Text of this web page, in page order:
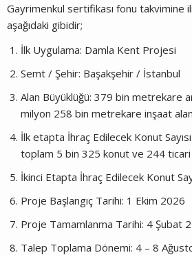
Gayrimenkul sertifikası fonu takvimine
aşağıdaki gibidir;
İlk Uygulama: Damla Kent Projesi
Semt / Şehir: Başakşehir / İstanbul
Alan Büyüklüğü: 379 bin metrekare
milyon 258 bin metrekare inşaat
İlk etapta İhraç Edilecek Konut
toplam 5 bin 325 konut ve 244
İkinci Etapta İhraç Edilecek Konut
Proje Başlangıç Tarihi: 1 Ekim 2026
Proje Tamamlanma Tarihi: 4 Şubat
Talep Toplama Dönemi: 4 – 8